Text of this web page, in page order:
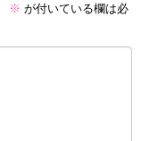
※ が付いている欄は必